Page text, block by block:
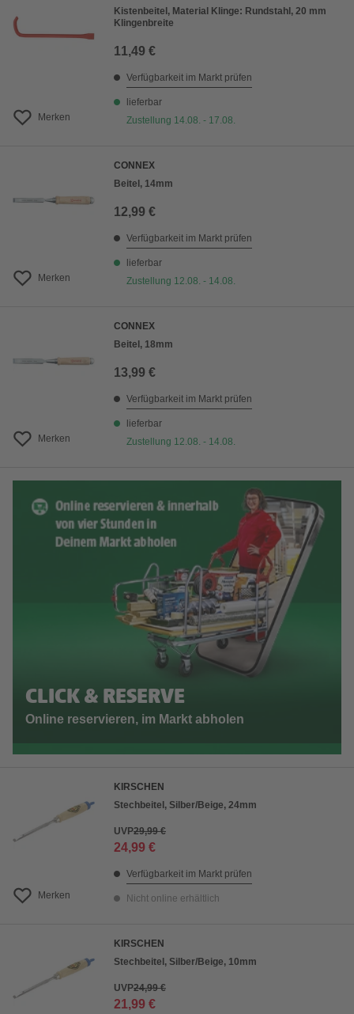
Merken
Kistenbeitel, Material Klinge: Rundstahl, 20 mm
Klingenbreite
11,49 €
Verfügbarkeit im Markt prüfen
lieferbar
Zustellung 14.08. - 17.08.
Merken
CONNEX
Beitel, 14mm
12,99 €
Verfügbarkeit im Markt prüfen
lieferbar
Zustellung 12.08. - 14.08.
Merken
CONNEX
Beitel, 18mm
13,99 €
Verfügbarkeit im Markt prüfen
lieferbar
Zustellung 12.08. - 14.08.
CLICK & RESERVE
Online reservieren, im Markt abholen
Merken
KIRSCHEN
Stechbeitel, Silber/Beige, 24mm
UVP29,99 €
24,99 €
Verfügbarkeit im Markt prüfen
Nicht online erhältlich
KIRSCHEN
Stechbeitel, Silber/Beige, 10mm
UVP24,99 €
21,99 €